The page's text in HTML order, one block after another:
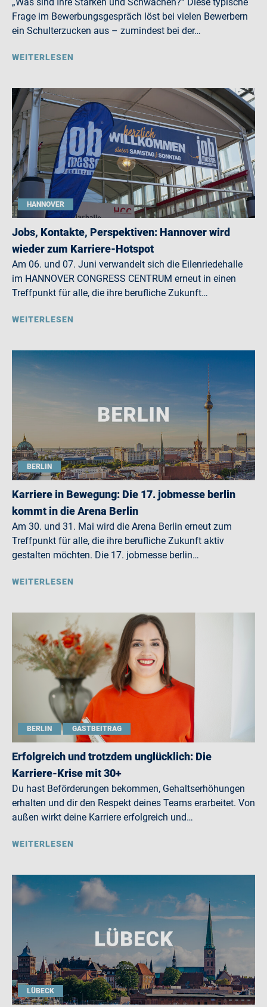
Frage im Bewerbungsgespräch löst bei vielen Bewerbern
ein Schulterzucken aus – zumindest bei der…
WEITERLESEN
HANNOVER
Jobs, Kontakte, Perspektiven: Hannover wird
wieder zum Karriere-Hotspot
Am 06. und 07. Juni verwandelt sich die Eilenriedehalle
im HANNOVER CONGRESS CENTRUM erneut in einen
Treffpunkt für alle, die ihre berufliche Zukunft…
WEITERLESEN
BERLIN
Karriere in Bewegung: Die 17. jobmesse berlin
kommt in die Arena Berlin
Am 30. und 31. Mai wird die Arena Berlin erneut zum
Treffpunkt für alle, die ihre berufliche Zukunft aktiv
gestalten möchten. Die 17. jobmesse berlin…
WEITERLESEN
BERLIN GASTBEITRAG
Erfolgreich und trotzdem unglücklich: Die
Karriere-Krise mit 30+
Du hast Beförderungen bekommen, Gehaltserhöhungen
erhalten und dir den Respekt deines Teams erarbeitet. Von
außen wirkt deine Karriere erfolgreich und…
WEITERLESEN
LÜBECK